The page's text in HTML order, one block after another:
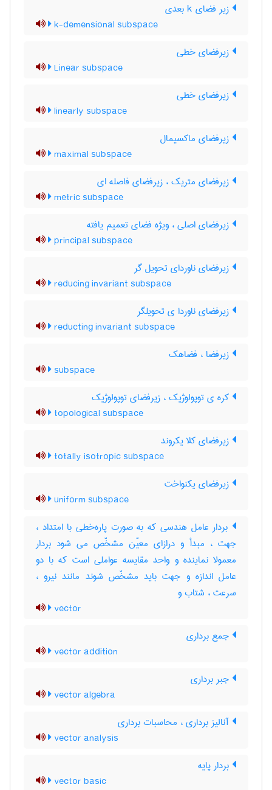
زیر فضای k بعدی
k-demensional subspace
زیرفضای خطی
Linear subspace
زیرفضای خطی
linearly subspace
زیرفضای ماکسیمال
maximal subspace
زیرفضای متریک ، زیرفضای فاصله ای
metric subspace
زیرفضای اصلی ، ویژه فضای تعمیم یافته
principal subspace
زیرفضای ناوردای تحویل گر
reducing invariant subspace
زیرفضای ناوردا ی تحویلگر
reducting invariant subspace
زیرفضا ، فضاهک
subspace
کره ی توپولوژیک ، زیرفضای توپولوژیک
topological subspace
زیرفضای کلا یکروند
totally isotropic subspace
زیرفضای یکنواخت
uniform subspace
بردار عامل هندسی که به صورت پاره‌خطی با امتداد ،
جهت ، مبدأ و درازای معیّن مشخّص می شود بردار
معمولا نماینده و واحد مقایسه عواملی است که با دو
عامل اندازه و جهت باید مشخّص شوند مانند نیرو ،
سرعت ، شتاب و
vector
جمع برداری
vector addition
جبر برداری
vector algebra
آنالیز برداری ، محاسبات برداری
vector analysis
بردار پایه
vector basic